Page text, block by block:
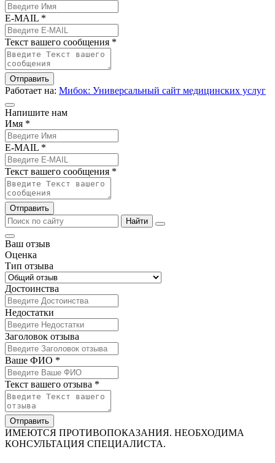
E-MAIL *
Текст вашего сообщения *
Отправить
Работает на: Мибок: Универсальный сайт медицинских услуг
Напишите нам
Имя *
E-MAIL *
Текст вашего сообщения *
Отправить
Найти
Ваш отзыв
Оценка
Тип отзыва
Достоинства
Недостатки
Заголовок отзыва
Ваше ФИО *
Текст вашего отзыва *
Отправить
ИМЕЮТСЯ ПРОТИВОПОКАЗАНИЯ. НЕОБХОДИМА
КОНСУЛЬТАЦИЯ СПЕЦИАЛИСТА.